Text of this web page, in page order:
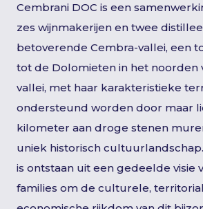
Cembrani DOC is een
zes wijnmakerijen en twee
betoverende Cembra-vallei, een
tot de Dolomieten in het noorden
vallei, met haar karakteristieke
ondersteund worden door maar
kilometer aan droge stenen
uniek historisch
is ontstaan uit een gedeelde visie
families om de culturele,